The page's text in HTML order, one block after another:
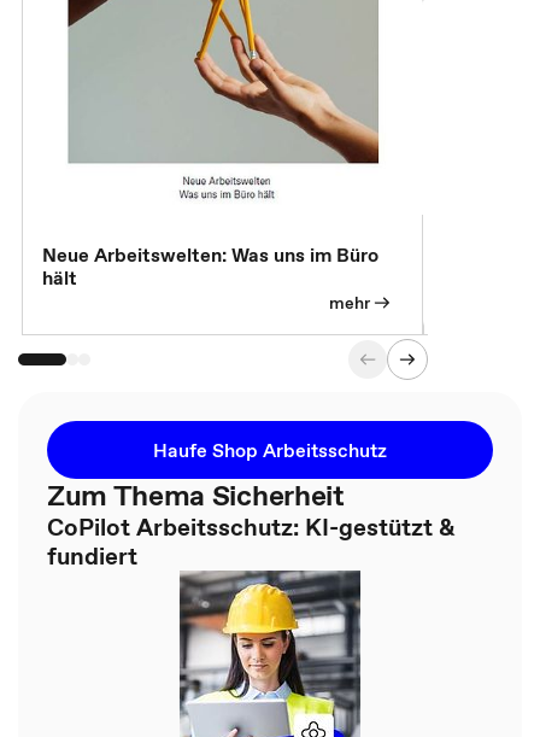
Neue Arbeitswelten: Was uns im Büro
hält
mehr
Haufe Shop Arbeitsschutz
Zum Thema Sicherheit
CoPilot Arbeitsschutz: KI-gestützt &
fundiert